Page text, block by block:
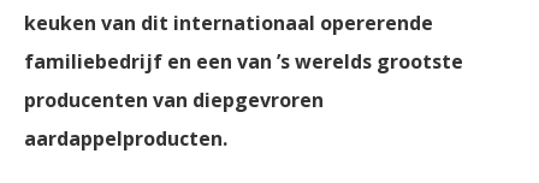
keuken van dit internationaal opererende
familiebedrijf en een van ’s werelds grootste
producenten van diepgevroren
aardappelproducten.